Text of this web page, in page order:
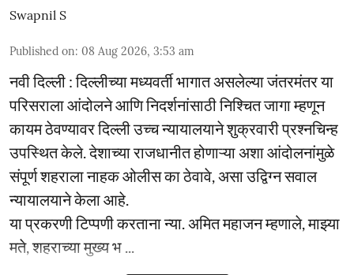
Swapnil S
Published on: 08 Aug 2026, 3:53 am
नवी दिल्ली : दिल्लीच्या मध्यवर्ती भागात असलेल्या जंतरमंतर या
परिसराला आंदोलने आणि निदर्शनांसाठी निश्चित जागा म्हणून
कायम ठेवण्यावर दिल्ली उच्च न्यायालयाने शुक्रवारी प्रश्नचिन्ह
उपस्थित केले. देशाच्या राजधानीत होणाऱ्या अशा आंदोलनांमुळे
संपूर्ण शहराला नाहक ओलीस का ठेवावे, असा उद्विग्न सवाल
न्यायालयाने केला आहे.
या प्रकरणी टिप्पणी करताना न्या. अमित महाजन म्हणाले, माझ्या
मते, शहराच्या मुख्य भ ...